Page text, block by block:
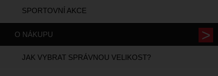
SPORTOVNÍ AKCE
O NÁKUPU
JAK VYBRAT SPRÁVNOU VELIKOST?